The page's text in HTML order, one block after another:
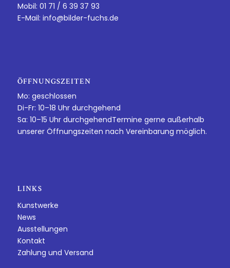
Mobil: 01 71 / 6 39 37 93
E-Mail: info@bilder-fuchs.de
ÖFFNUNGSZEITEN
Mo: geschlossen
Di-Fr: 10–18 Uhr durchgehend
Sa: 10–15 Uhr durchgehendTermine gerne außerhalb
unserer Öffnungszeiten nach Vereinbarung möglich.
LINKS
Kunstwerke
News
Ausstellungen
Kontakt
Zahlung und Versand